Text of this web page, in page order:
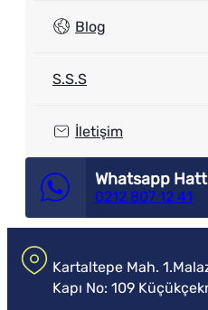
Blog
S.S.S
İletişim
Whatsapp
0212 807 12 41
Kartaltepe Mah.
Kapı No: 109